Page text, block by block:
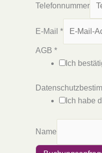
Telefonnummer
E-Mail *
AGB *
Ich
Ich habe
Name